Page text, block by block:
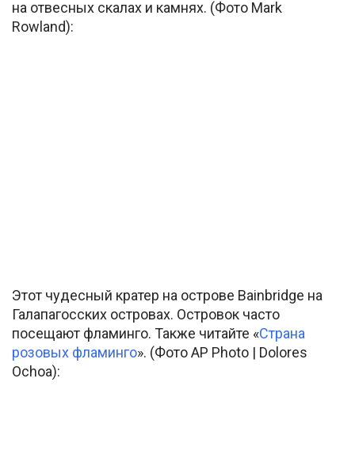
на отвесных скалах и камнях. (Фото Mark
Rowland):
Этот чудесный кратер на острове Bainbridge на
Галапагосских островах. Островок часто
посещают фламинго. Также читайте «Страна
розовых фламинго». (Фото AP Photo | Dolores
Ochoa):